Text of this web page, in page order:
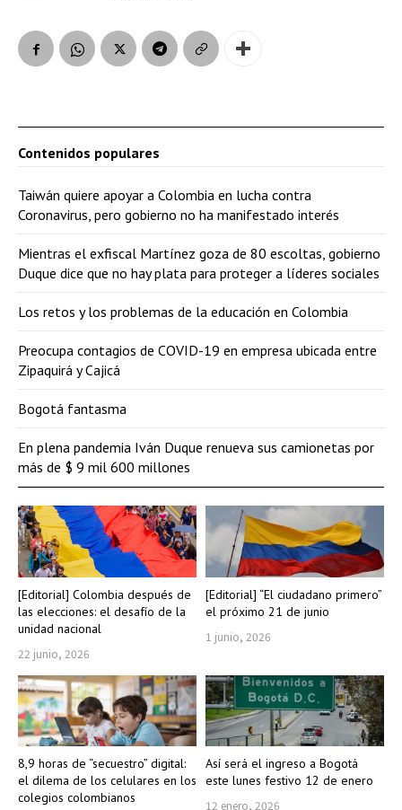
[Editorial] Colombia después de
las elecciones: el desafío de la
unidad nacional
22 junio, 2026
[Editorial] “El ciudadano primero”
el próximo 21 de junio
1 junio, 2026
8,9 horas de “secuestro” digital:
el dilema de los celulares en los
colegios colombianos
Así será el ingreso a Bogotá
este lunes festivo 12 de enero
12 enero, 2026
Contenidos populares
Taiwán quiere apoyar a Colombia en lucha contra
Coronavirus, pero gobierno no ha manifestado interés
Mientras el exfiscal Martínez goza de 80 escoltas, gobierno
Duque dice que no hay plata para proteger a líderes sociales
Los retos y los problemas de la educación en Colombia
Preocupa contagios de COVID-19 en empresa ubicada entre
Zipaquirá y Cajicá
Bogotá fantasma
En plena pandemia Iván Duque renueva sus camionetas por
más de $ 9 mil 600 millones